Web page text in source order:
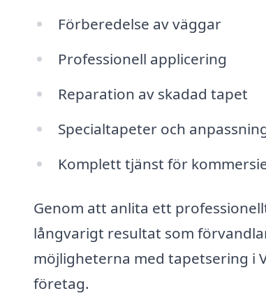
Förberedelse av väggar
Professionell applicering
Reparation av skadad tapet
Specialtapeter och
Komplett tjänst för
Genom att anlita ett
långvarigt resultat som
möjligheterna med tapetsering i
företag.